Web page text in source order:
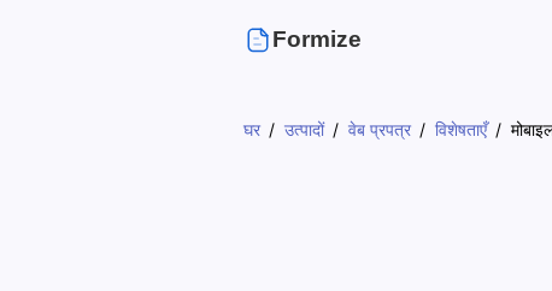
Formize
घर उत्पादों वेब प्रपत्र विशेषताएँ